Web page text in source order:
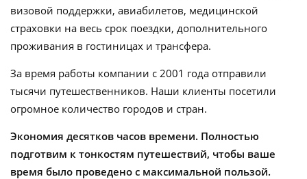
визовой поддержки, авиабилетов, медицинской
страховки на весь срок поездки, дополнительного
проживания в гостиницах и трансфера.
За время работы компании с 2001 года отправили
тысячи путешественников. Наши клиенты посетили
огромное количество городов и стран.
Экономия десятков часов времени. Полностью
подготвим к тонкостям путешествий, чтобы ваше
время было проведено с максимальной пользой.